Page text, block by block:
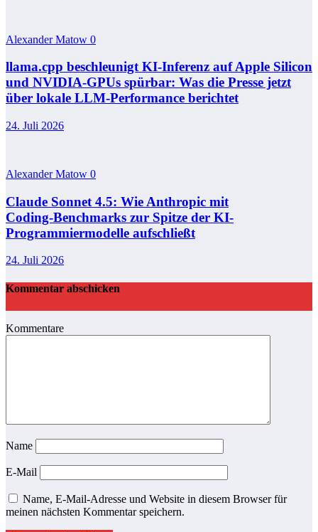
Alexander Matow 0
llama.cpp beschleunigt KI-Inferenz auf Apple Silicon
und NVIDIA-GPUs spürbar: Was die Presse jetzt
über lokale LLM-Performance berichtet
24. Juli 2026
Alexander Matow 0
Claude Sonnet 4.5: Wie Anthropic mit
Coding‑Benchmarks zur Spitze der KI-
Programmiermodelle aufschließt
24. Juli 2026
Kommentar abschicken
Kommentare
Name
E-Mail
Name, E-Mail-Adresse und Website in diesem Browser für
meinen nächsten Kommentar speichern.